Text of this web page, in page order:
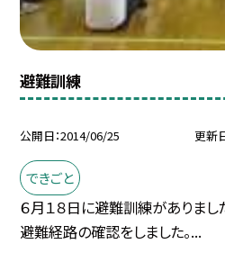
避難訓練
公開日 2014/06/25 更新
できごと
６月１８日に避難訓練がありまし
避難経路の確認をしました。...